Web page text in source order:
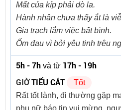
Mất của kíp phải dò la.
Hành nhân chưa thấy ắt là
Gia trạch lắm việc bất bình.
Ốm đau vì bởi yêu tinh trêu
5h - 7h và từ 17h - 19h
GIỜTIỂU CÁT
Tốt
Rất tốt lành, đi thường gặp
phụ nữ báo tin vui mừng,